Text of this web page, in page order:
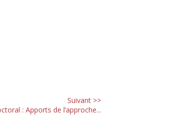
Suivant >>
: Apports de l’approche...